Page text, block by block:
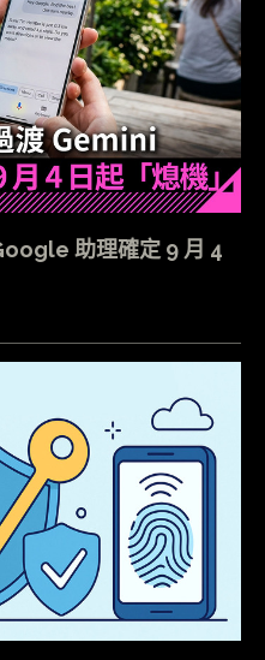
助理確定 9 月 4